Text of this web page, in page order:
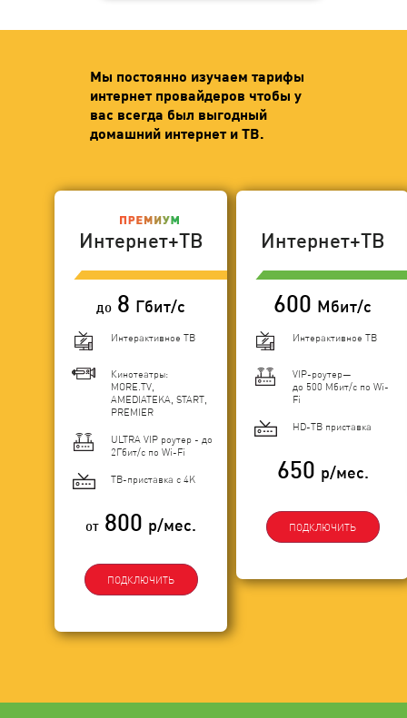
Мы постоянно изучаем тарифы
интернет провайдеров чтобы у
вас всегда был выгодный
домашний интернет и ТВ.
Интернет+ТВ
до 8 Гбит/с
Интерактивное ТВ
Кинотеатры:
MORE.TV,
AMEDIATEKA, START,
PREMIER
ULTRA VIP роутер - до
2Гбит/c по Wi-Fi
ТВ-приставка с 4K
от 800 р/мес.
ПОДКЛЮЧИТЬ
Интернет+ТВ
600 Мбит/с
Интерактивное ТВ
VIP-роутер—
до 500 Мбит/с по Wi-
Fi
HD-ТВ приставка
650 р/мес.
ПОДКЛЮЧИТЬ